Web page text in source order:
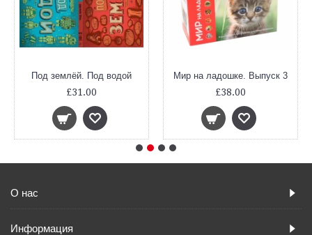
Под землёй. Под водой
£31.00
Мир на ладошке. Выпуск 3
£38.00
О нас
Информация